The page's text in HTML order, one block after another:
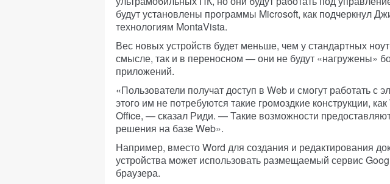
будут установлены программы Microsoft, как подчеркнул
технологиям MontaVista.
Вес новых устройств будет меньше, чем у стандартных
смысле, так и в переносном — они не будут «нагружены»
приложений.
«Пользователи получат доступ в Web и смогут работать с
этого им не потребуются такие громоздкие конструкции,
Office, — сказал Риди. — Такие возможности
решения на базе Web».
Например, вместо Word для создания и редактирования
устройства может использовать размещаемый сервис
браузера.